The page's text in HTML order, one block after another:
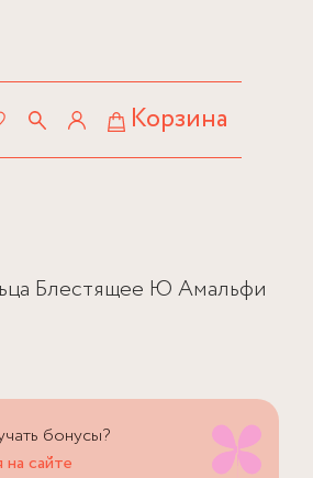
Корзина
Блестящее Ю Амальфи
бонусы?
сайте